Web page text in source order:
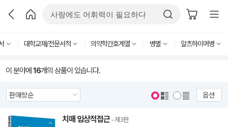
대학교재/전문서적 의약학간호계열 병별 알츠하이머병
이 분야에 16개의 상품이 있습니다.
옵션
치매 임상적접근 - 제3판